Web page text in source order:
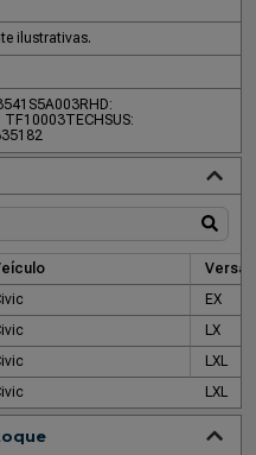
ilustrativas.
RHD:
TF10003TECHSUS:
Versão
EX
LX
LXL
LXL